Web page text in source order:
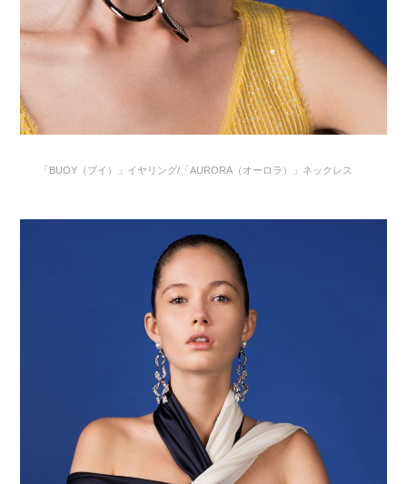
「BUOY（ブイ）」イヤリング/「AURORA（オーロラ）」ネックレス